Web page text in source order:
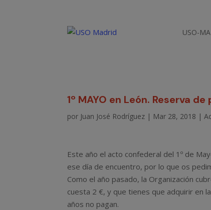
USO-
1º MAYO en León. Reserva
por Juan José Rodríguez | Mar 28, 2018 |
Este año el acto confederal del 1º de
ese día de encuentro, por lo que os
Como el año pasado, la Organización
cuesta 2 €, y que tienes que adquirir en
años no pagan.